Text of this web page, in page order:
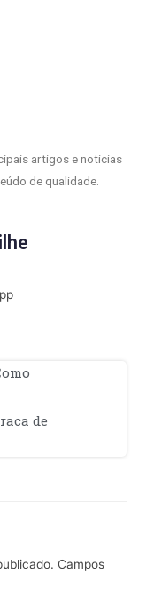
artigos e noticias
de qualidade.
de
Campos